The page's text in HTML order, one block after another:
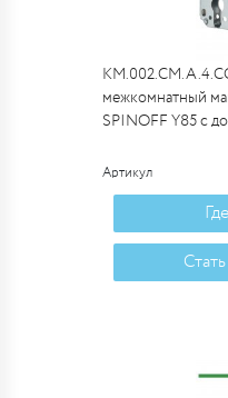
межкомнатный
SPINOFF Y85 с
Артикул